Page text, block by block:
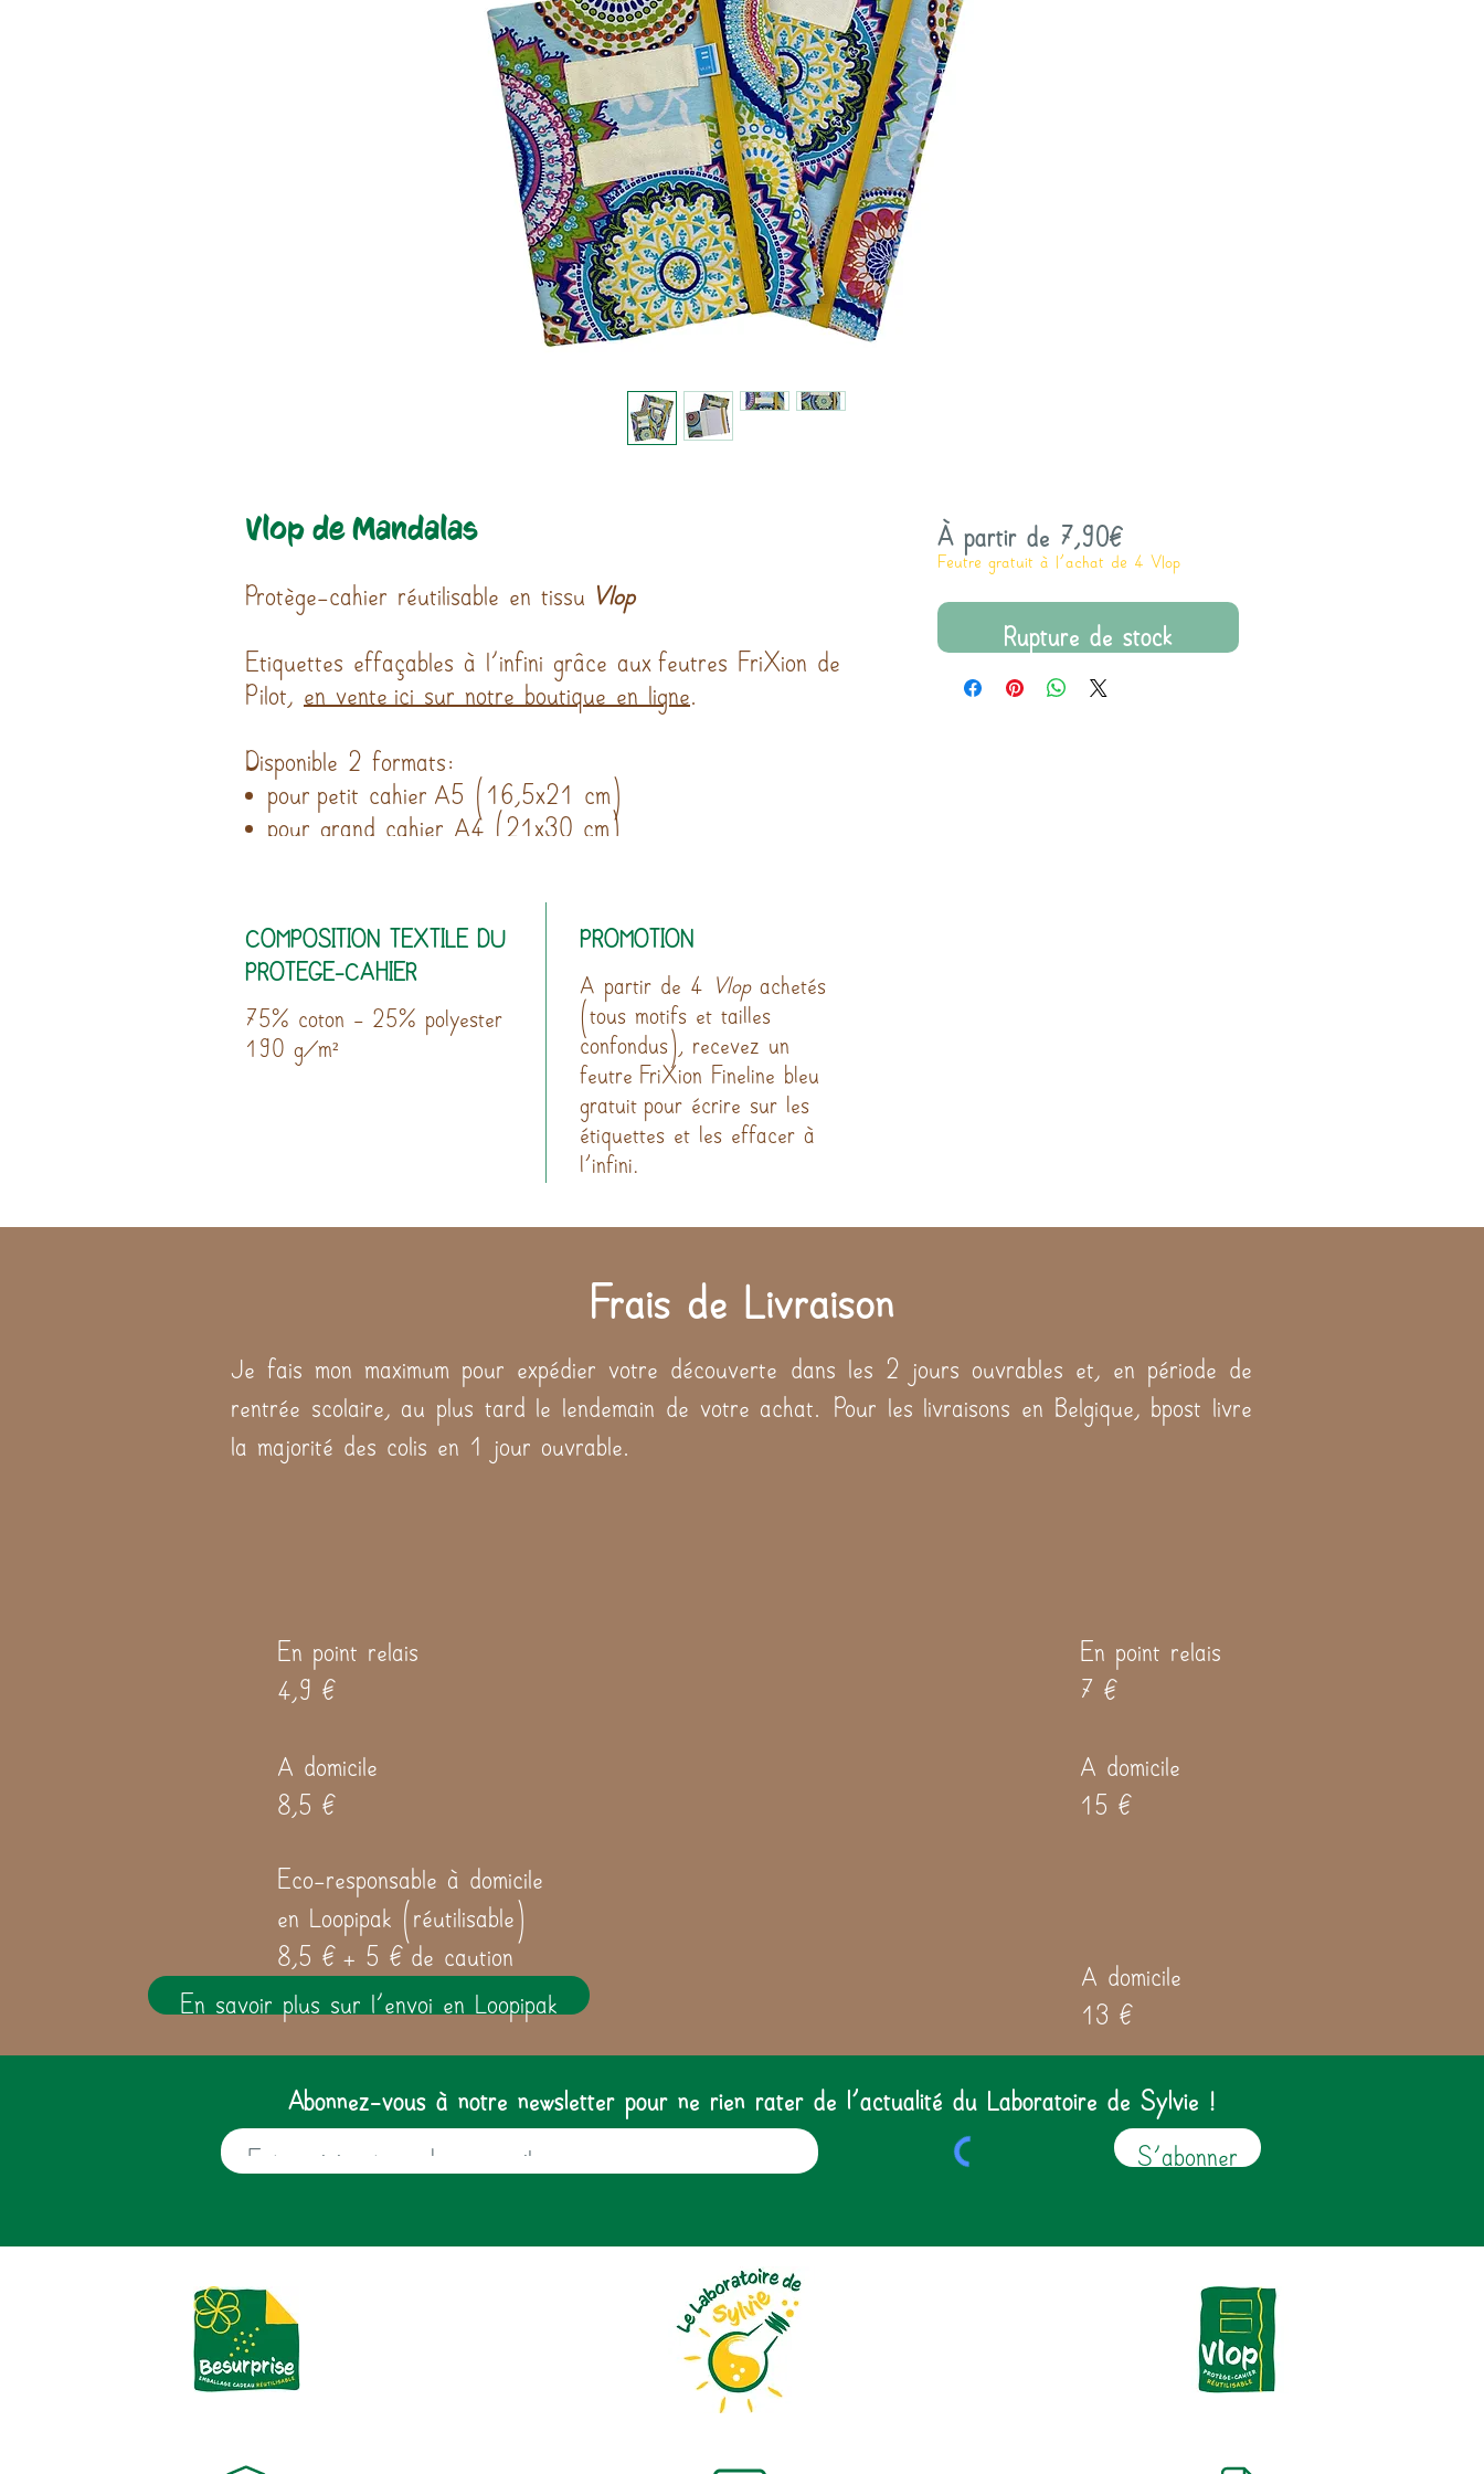
Vlop de Mandalas
Protège-cahier réutilisable en tissu Vlop
Etiquettes effaçables à l'infini grâce aux feutres FriXion de
Pilot, en vente ici sur notre boutique en ligne
Disponible 2 formats:
pour petit cahier A5 (16,5x21 cm)
pour grand cahier A4 (21x30 cm)
COMPOSITION TEXTILE DU
PROTEGE-CAHIER
75% coton - 25% polyester
190 g/m²
PROMOTION
A partir de 4 Vlop achetés
(tous motifs et tailles
confondus), recevez un
feutre FriXion Fineline bleu
gratuit pour écrire sur les
étiquettes et les effacer à
l'infini.
À partir de 7,90€Prix
promotionnel
Feutre gratuit à l'achat de 4 Vlop
Rupture de stock
Frais de Livraison
Je fais mon maximum pour expédier votre découverte dans les 2 jours ouvrables et, en période de
rentrée scolaire, au plus tard le lendemain de votre achat. Pour les livraisons en Belgique, bpost livre
la majorité des colis en 1 jour ouvrable.
En point relais
4,9 €
A domicile
8,5 €
Eco-responsable à domicile
en Loopipak (réutilisable)
8,5 € + 5 € de caution
En savoir plus sur l'envoi en Loopipak
En point relais
7 €
A domicile
15 €
A domicile
13 €
Abonnez-vous à notre newsletter pour ne rien rater de l'actualité du Laboratoire de Sylvie !
S'abonner